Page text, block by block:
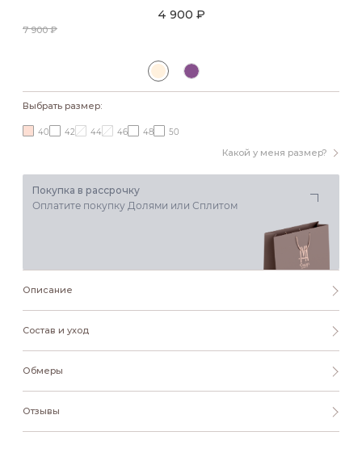
4 900 ₽
7 900 ₽
Выбрать размер:
Какой у меня размер?
40 42 44 46 48 50
Покупка в рассрочку
Оплатите покупку Долями или Сплитом
Описание
Состав и уход
Обмеры
Отзывы